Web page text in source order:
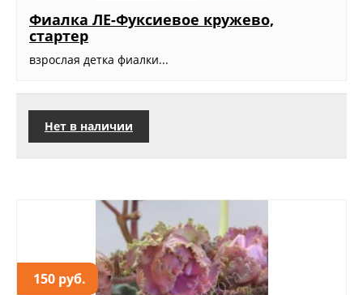
Фиалка ЛЕ-Фуксиевое кружево,
стартер
взрослая детка фиалки...
Нет в наличии
150 руб.